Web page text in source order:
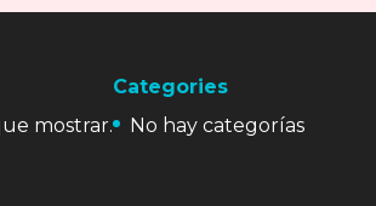
mostrar.
Categories
No hay categorías